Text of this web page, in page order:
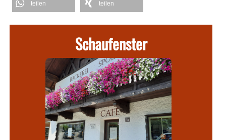
teilen teilen
Schaufenster